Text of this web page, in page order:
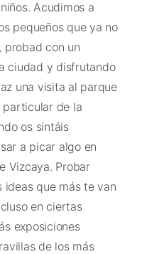
Acudimos a
pequeños que ya no
probad con un
ciudad y disfrutando
una visita al parque
particular de la
os sintáis
a picar algo en
Vizcaya. Probar
ideas que más te van
en ciertas
exposiciones
de los más